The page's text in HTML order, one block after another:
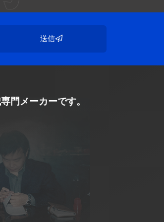
送信
門メーカーです。